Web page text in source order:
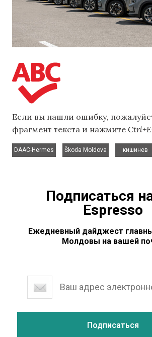
Если вы нашли ошибку,
фрагмент текста и нажмите
DAAC-Hermes
Škoda Moldova
кишинев
Подписаться
Espresso
Ежедневный дайджест
Молдовы на вашей